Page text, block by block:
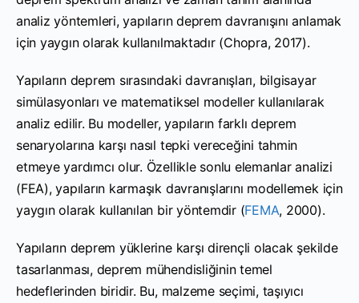
analiz yöntemleri, yapıların deprem davranışını anlamak
için yaygın olarak kullanılmaktadır (Chopra, 2017).
Yapıların deprem sırasındaki davranışları, bilgisayar
simülasyonları ve matematiksel modeller kullanılarak
analiz edilir. Bu modeller, yapıların farklı deprem
senaryolarına karşı nasıl tepki vereceğini tahmin
etmeye yardımcı olur. Özellikle sonlu elemanlar analizi
(FEA), yapıların karmaşık davranışlarını modellemek için
yaygın olarak kullanılan bir yöntemdir (FEMA, 2000).
Yapıların deprem yüklerine karşı dirençli olacak şekilde
tasarlanması, deprem mühendisliğinin temel
hedeflerinden biridir. Bu, malzeme seçimi, taşıyıcı